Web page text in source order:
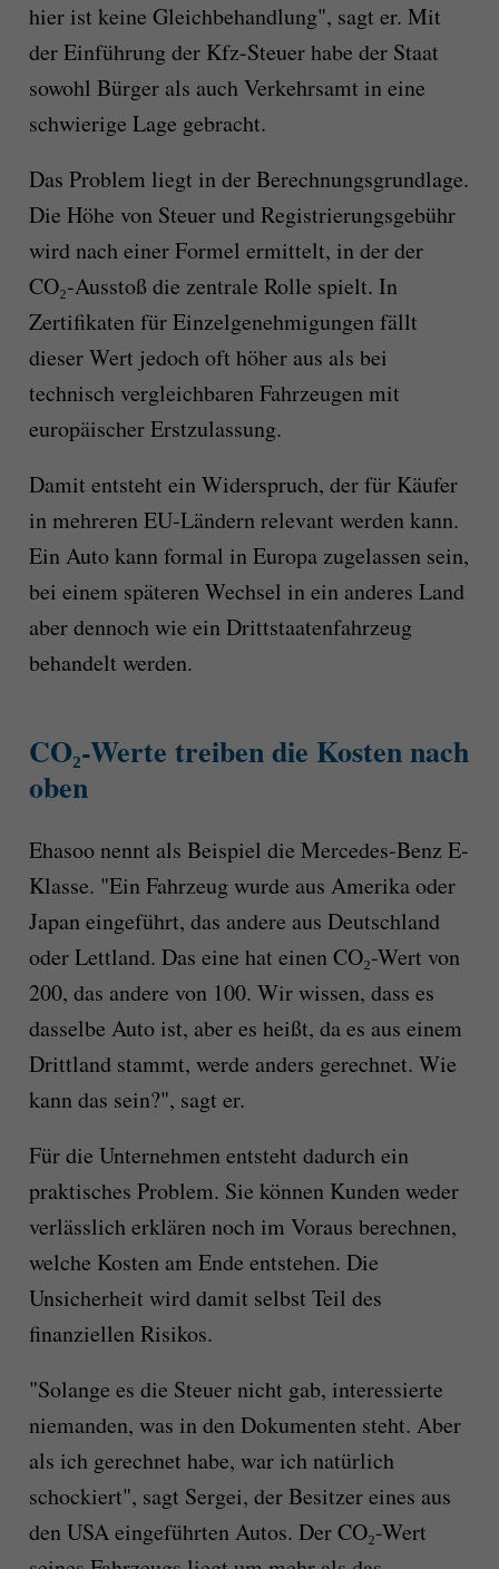
hier ist keine Gleichbehandlung", sagt er. Mit
der Einführung der Kfz-Steuer habe der Staat
sowohl Bürger als auch Verkehrsamt in eine
schwierige Lage gebracht.
Das Problem liegt in der Berechnungsgrundlage.
Die Höhe von Steuer und Registrierungsgebühr
wird nach einer Formel ermittelt, in der der
CO₂-Ausstoß die zentrale Rolle spielt. In
Zertifikaten für Einzelgenehmigungen fällt
dieser Wert jedoch oft höher aus als bei
technisch vergleichbaren Fahrzeugen mit
europäischer Erstzulassung.
Damit entsteht ein Widerspruch, der für Käufer
in mehreren EU-Ländern relevant werden kann.
Ein Auto kann formal in Europa zugelassen sein,
bei einem späteren Wechsel in ein anderes Land
aber dennoch wie ein Drittstaatenfahrzeug
behandelt werden.
CO₂-Werte treiben die Kosten nach
oben
Ehasoo nennt als Beispiel die Mercedes-Benz E-
Klasse. "Ein Fahrzeug wurde aus Amerika oder
Japan eingeführt, das andere aus Deutschland
oder Lettland. Das eine hat einen CO₂-Wert von
200, das andere von 100. Wir wissen, dass es
dasselbe Auto ist, aber es heißt, da es aus einem
Drittland stammt, werde anders gerechnet. Wie
kann das sein?", sagt er.
Für die Unternehmen entsteht dadurch ein
praktisches Problem. Sie können Kunden weder
verlässlich erklären noch im Voraus berechnen,
welche Kosten am Ende entstehen. Die
Unsicherheit wird damit selbst Teil des
finanziellen Risikos.
"Solange es die Steuer nicht gab, interessierte
niemanden, was in den Dokumenten steht. Aber
als ich gerechnet habe, war ich natürlich
schockiert", sagt Sergei, der Besitzer eines aus
den USA eingeführten Autos. Der CO₂-Wert